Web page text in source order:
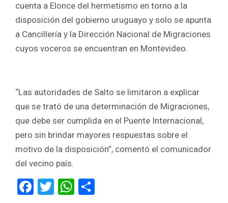
cuenta a Elonce del hermetismo en torno a la
disposición del gobierno uruguayo y solo se apunta
a Cancillería y la Dirección Nacional de Migraciones
cuyos voceros se encuentran en Montevideo.
“Las autoridades de Salto se limitaron a explicar
que se trató de una determinación de Migraciones,
que debe ser cumplida en el Puente Internacional,
pero sin brindar mayores respuestas sobre el
motivo de la disposición”, comentó el comunicador
del vecino país.
F
T
W